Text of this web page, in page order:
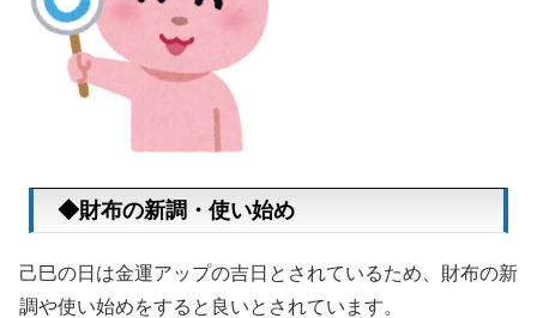
◆財布の新調・使い始め
己巳の日は金運アップの吉日とされているため、財布の新
調や使い始めをすると良いとされています。